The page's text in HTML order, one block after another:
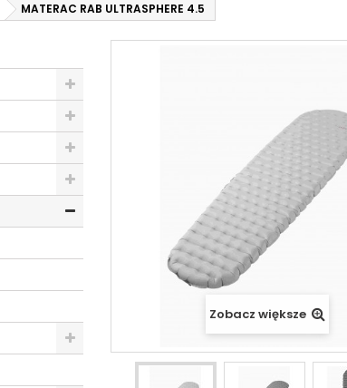
MATERAC RAB ULTRASPHERE 4.5
Zobacz większe